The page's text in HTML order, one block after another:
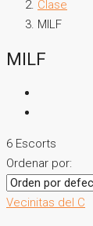
Clase
MILF
MILF
6 Escorts
Ordenar por:
Vecinitas del C